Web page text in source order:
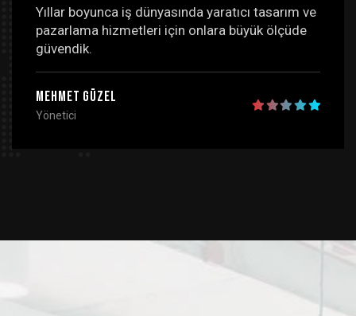
Yıllar boyunca iş dünyasında yaratıcı tasarım ve
pazarlama hizmetleri için onlara büyük ölçüde
güvendik.
Mehmet Güzel
Yönetici